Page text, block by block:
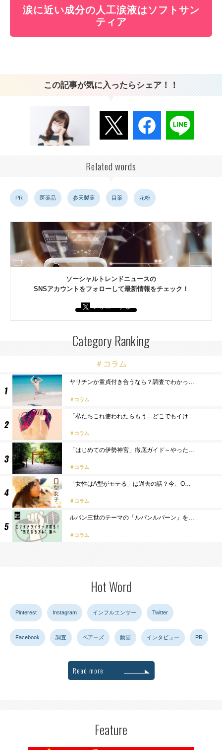
涙に近い成分の人工涙液はソフトサン
ティア
この記事が気に入ったらシェア！！
Related words
PR 医薬品 参天製薬 目薬 花粉
ソーシャルトレンドニュースの
SNSアカウントをフォローして最新情報をチェック！
フォローする
Category Ranking
＃コラム
ヤリチンか童貞付き合うなら？調査でわかっ…
コラム
「私たちこれ使われたらもう…どこでもイけ…
コラム
「はじめての伊勢神宮」徹底ガイド～やった…
コラム
「女性はA型がモテる」は過去の話？今、O…
コラム
ルパン三世のテーマの「ルパンルパーン」を…
コラム
Hot Word
Pinterest Instagram インフルエンサー Twitter
Facebook 調査 ペアーズ 動画 インタビュー PR
Read more
Feature